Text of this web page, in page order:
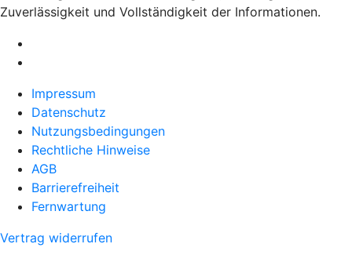
Zuverlässigkeit und Vollständigkeit der Informationen.
Impressum
Datenschutz
Nutzungsbedingungen
Rechtliche Hinweise
AGB
Barrierefreiheit
Fernwartung
Vertrag widerrufen